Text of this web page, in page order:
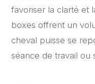
favoriser la clarté et
boxes offrent un
cheval puisse se
séance de travail ou